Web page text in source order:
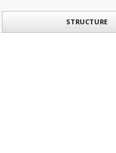
STRUCTURE